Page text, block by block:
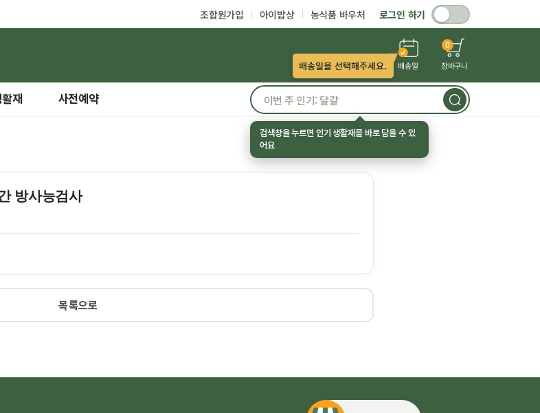
조합원가입 아이밥상 농식품 바우처 로그인 하기
배송일
배송일을 선택해주세요.
0
장바구니
재 사전예약
방사능검사
목록으로
검색창을 누르면 인기 생활재를 바로 담을 수 있
어요